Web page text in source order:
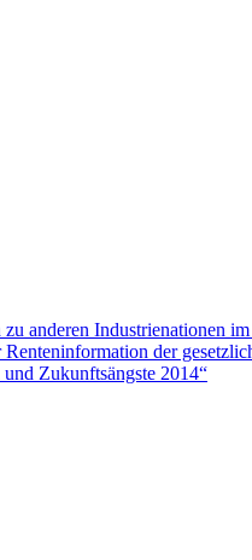
anderen Industrienationen
der
Zukunftsängste 2014“